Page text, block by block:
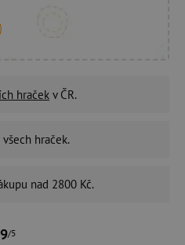
hraček v ČR.
všech hraček.
nad 2800 Kč.
/5